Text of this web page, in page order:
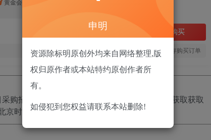
黄金会员 钻石会员
立即购买
您当前未登录！建议登陆后购买，可保存购买订单
购招标项目的潜在投标人应在 政采云平台线上获取获取
北京时间）前递交（上传）投标文件。
申明
资源除标明原创外均来自网络整理,版
权归原作者或本站特约原创作者所
有。
如侵犯到您权益请联系本站删除!